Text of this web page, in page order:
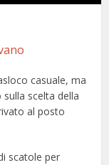
casuale, ma
scelta della
al posto
scatole per